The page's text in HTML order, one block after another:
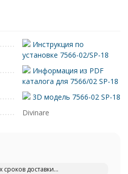
Инструкция по
установке 7566-02/SP-18
Информация из PDF
каталога для 7566/02 SP-18
3D модель 7566-02 SP-18
Divinare
доставки...